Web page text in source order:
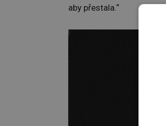
aby přestala.“